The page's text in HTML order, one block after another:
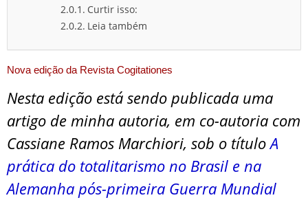
Curtir isso:
Leia também
Nova edição da Revista Cogitationes
Nesta edição está sendo publicada uma
artigo de minha autoria, em co-autoria com
Cassiane Ramos Marchiori, sob o títuloA
prática do totalitarismo no Brasil e na
Alemanha pós-primeira Guerra Mundial